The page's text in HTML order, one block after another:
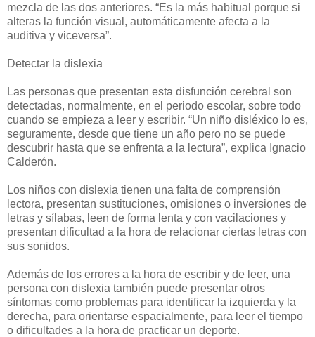
mezcla de las dos anteriores. “Es la más habitual porque si
alteras la función visual, automáticamente afecta a la
auditiva y viceversa”.
Detectar la dislexia
Las personas que presentan esta disfunción cerebral son
detectadas, normalmente, en el periodo escolar, sobre todo
cuando se empieza a leer y escribir. “Un niño disléxico lo es,
seguramente, desde que tiene un año pero no se puede
descubrir hasta que se enfrenta a la lectura”, explica Ignacio
Calderón.
Los niños con dislexia tienen una falta de comprensión
lectora, presentan sustituciones, omisiones o inversiones de
letras y sílabas, leen de forma lenta y con vacilaciones y
presentan dificultad a la hora de relacionar ciertas letras con
sus sonidos.
Además de los errores a la hora de escribir y de leer, una
persona con dislexia también puede presentar otros
síntomas como problemas para identificar la izquierda y la
derecha, para orientarse espacialmente, para leer el tiempo
o dificultades a la hora de practicar un deporte.